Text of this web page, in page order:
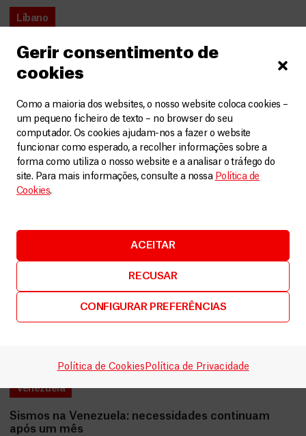
Gerir consentimento de
cookies
Como a maioria dos websites, o nosso website coloca cookies –
um pequeno ficheiro de texto – no browser do seu
computador. Os cookies ajudam-nos a fazer o website
funcionar como esperado, a recolher informações sobre a
forma como utiliza o nosso website e a analisar o tráfego do
site. Para mais informações, consulte a nossa Política de
Cookies.
ACEITAR
RECUSAR
CONFIGURAR PREFERÊNCIAS
Política de Cookies Política de Privacidade
Líbano
Um quotidiano de medo, perdas e incerteza
LEIA MAIS
Venezuela
Sismos na Venezuela: necessidades continuam
após um mês